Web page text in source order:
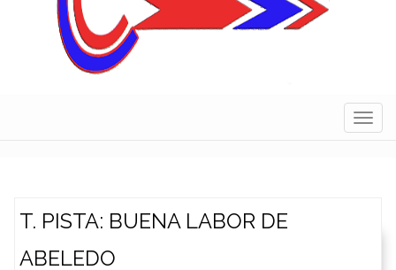
T. PISTA: BUENA LABOR DE
ABELEDO